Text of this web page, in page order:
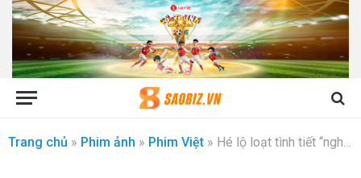
Trang chủ » Phim ảnh » Phim Việt » Hé lộ loạt tình tiết “nghẹt thở” trong trailer chính thức của “Lật mặt 6: Tấm vé định mệnh”